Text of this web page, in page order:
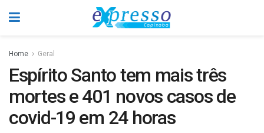
Home Geral
Espírito Santo tem mais três
mortes e 401 novos casos de
covid-19 em 24 horas